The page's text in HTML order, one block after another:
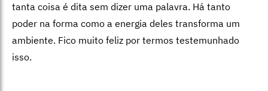
tanta coisa é dita sem dizer uma palavra. Há tanto
poder na forma como a energia deles transforma um
ambiente. Fico muito feliz por termos testemunhado
isso.